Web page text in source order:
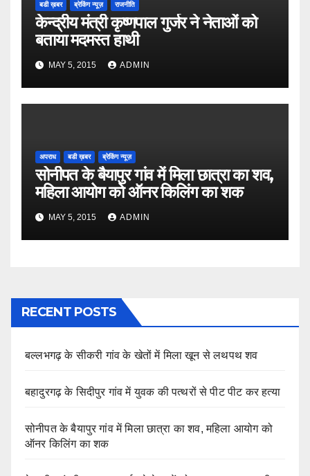
बडी ख़बर ब्रेकिंग न्यूज़ राजनीति
केन्द्रीय मंत्री कृष्णपाल गुर्जर ने नेताओं को
बताया मदमस्त हाथी
MAY 5, 2015 ADMIN
अपराध बडी ख़बर ब्रेकिंग न्यूज़
सोनीपत के बैयापुर गांव में मिला छात्रा का शव,
महिला आयोग को ऑनर किलिंग का शक
MAY 5, 2015 ADMIN
RECENT POSTS
बल्लभगढ़ के सीकरी गांव के खेतों में मिला खून से लथपथ शव
बहादुरगढ़ के सिदीपुर गांव में युवक की पत्थरों से पीट पीट कर हत्या
सोनीपत के बैयापुर गांव में मिला छात्रा का शव, महिला आयोग को
ऑनर किलिंग का शक